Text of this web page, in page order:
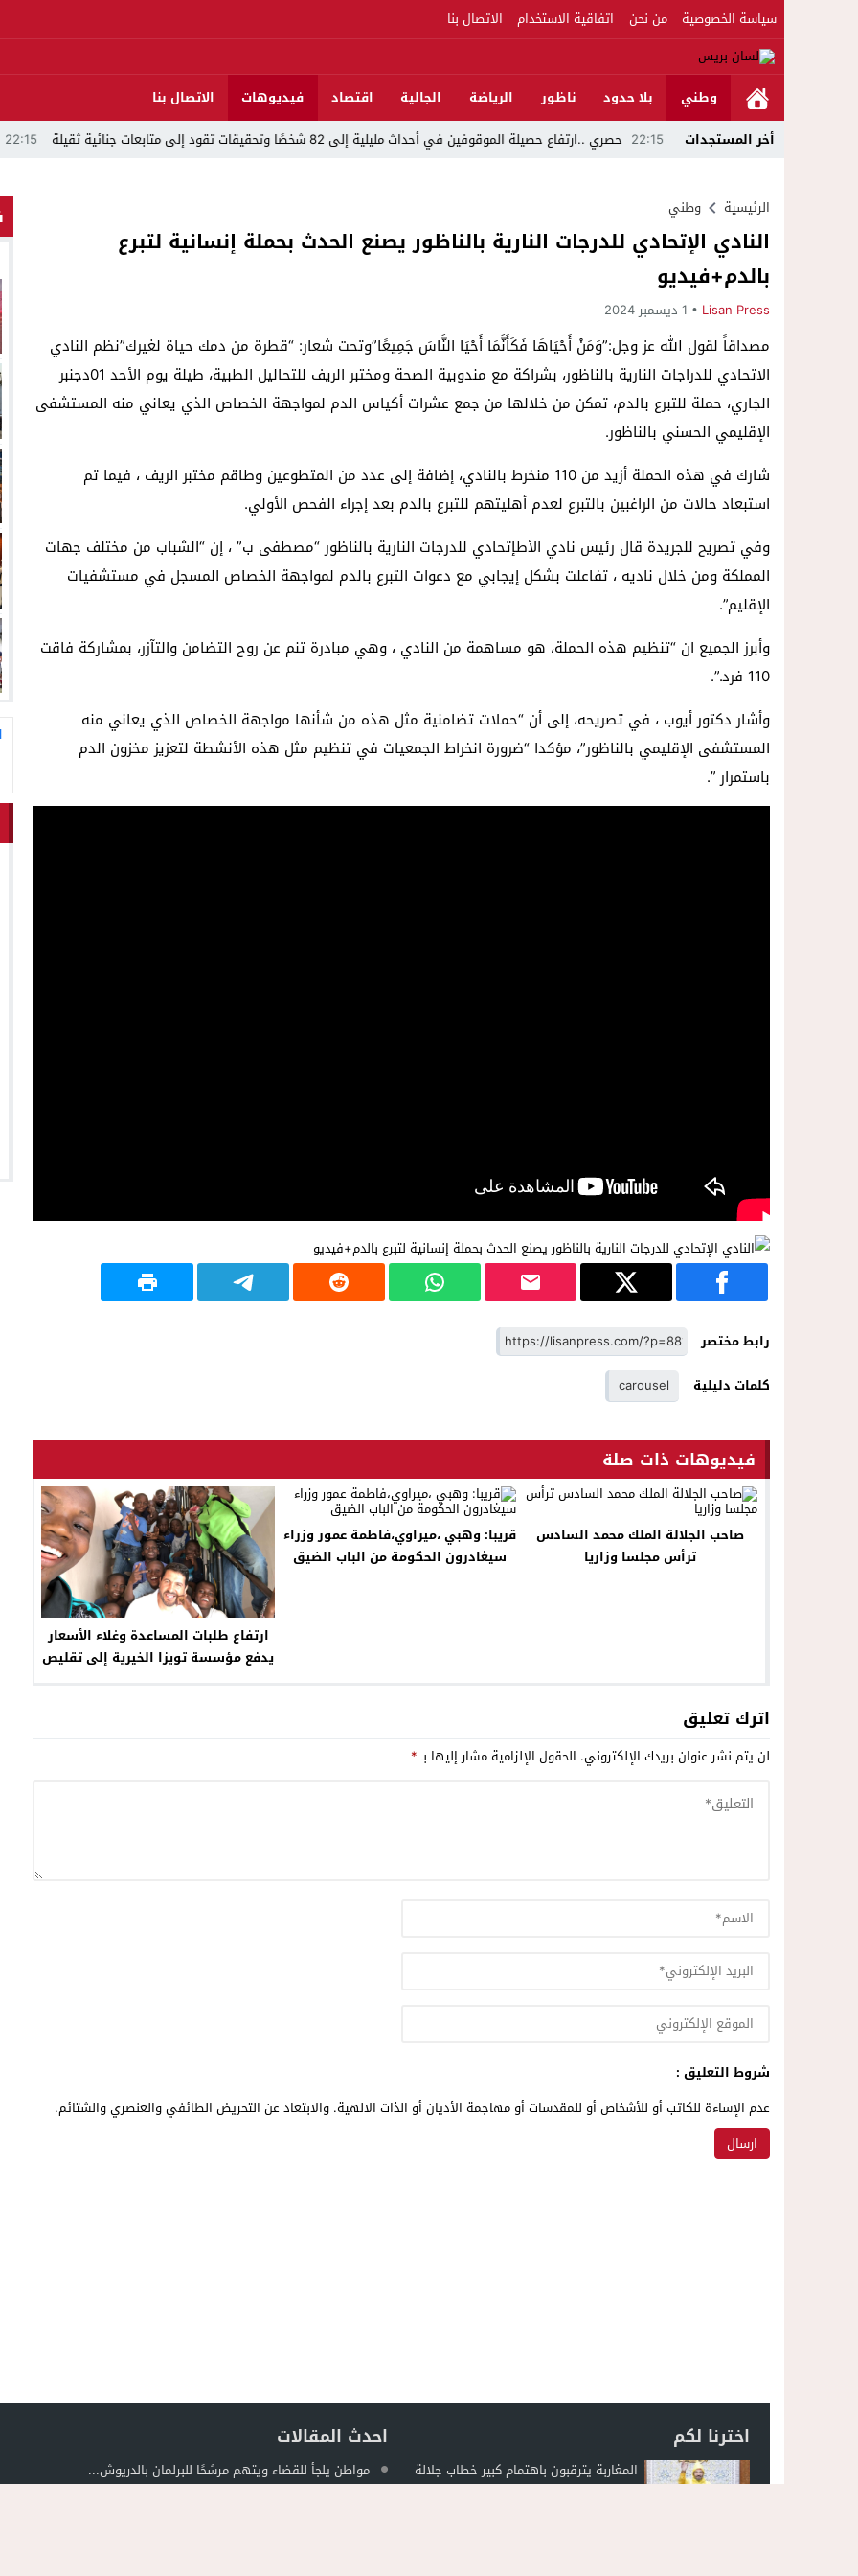
سياسة الخصوصية من نحن اتفاقية الاستخدام الاتصال بنا
وطني بلا حدود ناظور الرياضة الجالية اقتصاد فيديوهات
الاتصال بنا
أخر المستجداتبحفل وطني بالناظور 22:15 حصري ..ارتفاع حصيلة الموقوفين في أحداث مليلية إلى 82 شخصًا وتحقيقات تقود إلى متابعات جنائية ثقيلة 22:15
الرئيسية وطني
النادي الإتحادي للدرجات النارية بالناظور يصنع الحدث بحملة إنسانية لتبرع
بالدم+فيديو
Lisan Press 1 ديسمبر 2024
مصداقاً لقول الله عز وجل:”وَمَنْ أَحْيَاهَا فَكَأَنَّمَا أَحْيَا النَّاسَ جَمِيعًا”وتحت شعار: “قطرة من دمك حياة لغيرك”نظم النادي
الاتحادي للدراجات النارية بالناظور، بشراكة مع مندوبية الصحة ومختبر الريف للتحاليل الطبية، طيلة يوم الأحد 01دجنبر
الجاري، حملة للتبرع بالدم، تمكن من خلالها من جمع عشرات أكياس الدم لمواجهة الخصاص الذي يعاني منه المستشفى
الإقليمي الحسني بالناظور.
شارك في هذه الحملة أزيد من 110 منخرط بالنادي، إضافة إلى عدد من المتطوعين وطاقم مختبر الريف ، فيما تم
استبعاد حالات من الراغبين بالتبرع لعدم أهليتهم للتبرع بالدم بعد إجراء الفحص الأولي.
وفي تصريح للجريدة قال رئيس نادي الأطإتحادي للدرجات النارية بالناظور “مصطفى ب” ، إن “الشباب من مختلف جهات
المملكة ومن خلال ناديه ، تفاعلت بشكل إيجابي مع دعوات التبرع بالدم لمواجهة الخصاص المسجل في مستشفيات
الإقليم”.
وأبرز الجميع ان “تنظيم هذه الحملة، هو مساهمة من النادي ، وهي مبادرة تنم عن روح التضامن والتآزر، بمشاركة فاقت
110 فرد.”.
وأشار دكتور أيوب ، في تصريحه، إلى أن “حملات تضامنية مثل هذه من شأنها مواجهة الخصاص الذي يعاني منه
المستشفى الإقليمي بالناظور”، مؤكدا “ضرورة انخراط الجمعيات في تنظيم مثل هذه الأنشطة لتعزيز مخزون الدم
باستمرار ”.
رابط مختصر
كلمات دليلية
carousel
فيديوهات ذات صلة
صاحب الجلالة الملك محمد السادس
ترأس مجلسا وزاريا
قريبا: وهبي ،ميراوي،فاطمة عمور وزراء
سيغادرون الحكومة من الباب الضيق
ارتفاع طلبات المساعدة وغلاء الأسعار
يدفع مؤسسة تويزا الخيرية إلى تقليص
اترك تعليق
لن يتم نشر عنوان بريدك الإلكتروني. الحقول الإلزامية مشار إليها بـ*
شروط التعليق :
عدم الإساءة للكاتب أو للأشخاص أو للمقدسات أو مهاجمة الأديان أو الذات الالهية. والابتعاد عن التحريض الطائفي والعنصري والشتائم.
اخترنا لكم
المغاربة يترقبون باهتمام كبير خطاب جلالة
الملك في افتتاح البرلمان الجمعة المقبل
احدث المقالات
مواطن يلجأ للقضاء ويتهم مرشحًا للبرلمان بالدريوش...